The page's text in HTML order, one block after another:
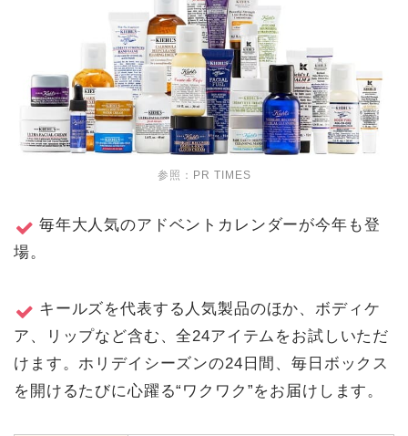
参照： PR TIMES
毎年大人気のアドベントカレンダーが今年も登
場。
キールズを代表する人気製品のほか、ボディケ
ア、リップなど含む、全24アイテムをお試しいただ
けます。ホリデイシーズンの24日間、毎日ボックス
を開けるたびに心躍る“ワクワク”をお届けします。